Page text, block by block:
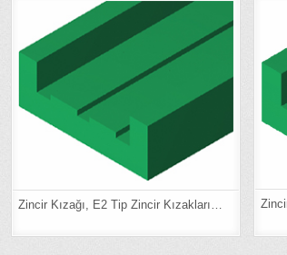
Zincir Kızağı, E2 Tip Zincir Kızakları…